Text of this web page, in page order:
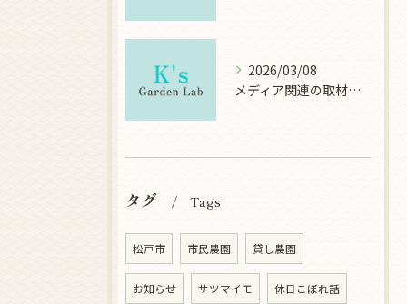
2026/03/08
メディア関連の取材について
タグ Tags
松戸市 市民農園 貸し農園
お知らせ サツマイモ 休日こぼれ話